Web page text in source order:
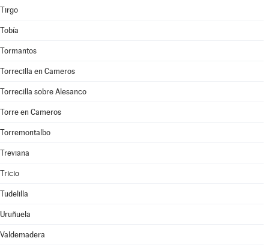
Tirgo
Tobía
Tormantos
Torrecilla en Cameros
Torrecilla sobre Alesanco
Torre en Cameros
Torremontalbo
Treviana
Tricio
Tudelilla
Uruñuela
Valdemadera